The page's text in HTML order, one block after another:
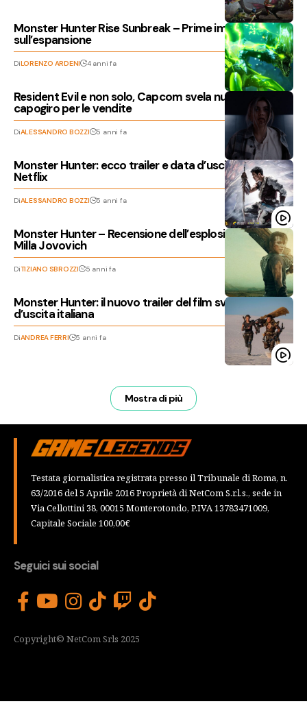
Monster Hunter Rise Sunbreak – Prime impressioni
sull’espansione
DiLORENZO ARDENI 4 anni fa
Resident Evil e non solo, Capcom svela numeri da
capogiro per le vendite
DiALESSANDRO BOZZI 5 anni fa
Monster Hunter: ecco trailer e data d’uscita del film di
Netflix
DiALESSANDRO BOZZI 5 anni fa
Monster Hunter – Recensione dell’esplosivo film con
Milla Jovovich
DiTIZIANO SBROZZI 5 anni fa
Monster Hunter: il nuovo trailer del film svela la data
d’uscita italiana
DiANDREA FERRI 5 anni fa
Mostra di più
Testata giornalistica registrata presso il Tribunale di Roma, n.
63/2016 del 5 Aprile 2016 Proprietà di NetCom S.r.l.s., sede in
Via Cellottini 38, 00015 Monterotondo, P.IVA 13783471009,
Capitale Sociale 100,00€
Seguici sui social
Copyright© NetCom Srls 2025